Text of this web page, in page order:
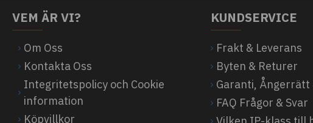
VEM ÄR VI?
Om Oss
Kontakta Oss
Integritetspolicy och Cookie
information
Köpvillkor
KUNDSERVICE
Frakt & Leverans
Byten & Returer
Garanti, Ångerrätt
FAQ Frågor & Svar